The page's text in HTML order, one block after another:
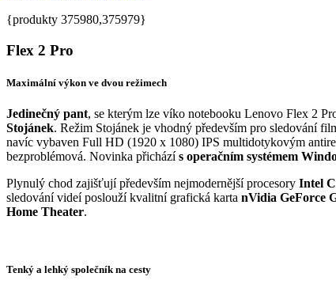
{produkty 375980,375979}
Flex 2 Pro
Maximální výkon ve dvou režimech
Jedinečný pant, se kterým lze víko notebooku Lenovo Flex 2
Stojánek. Režim Stojánek je vhodný především pro sledování
navíc vybaven Full HD (1920 x 1080) IPS multidotykovým
bezproblémová. Novinka přicházís operačním systémem
Plynulý chod zajišťují především nejmodernější procesory Intel
sledování videí poslouží kvalitní grafická karta nVidia GeForce
Home Theater.
Tenký a lehký společník na cesty